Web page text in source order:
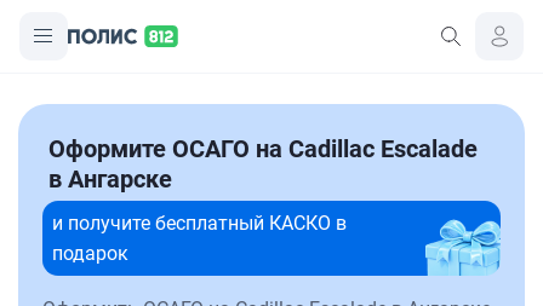
Оформите ОСАГО на Cadillac Escalade
в Ангарске
и получите бесплатный КАСКО в
подарок